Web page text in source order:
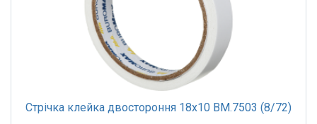
Стрічка клейка двостороння 18х10 BM.7503 (8/72)